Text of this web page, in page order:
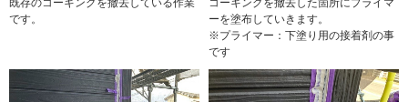
既存のコーキングを撤去している作業
です。
コーキングを撤去した箇所にプライマ
ーを塗布していきます。
※プライマー：下塗り用の接着剤の事
です